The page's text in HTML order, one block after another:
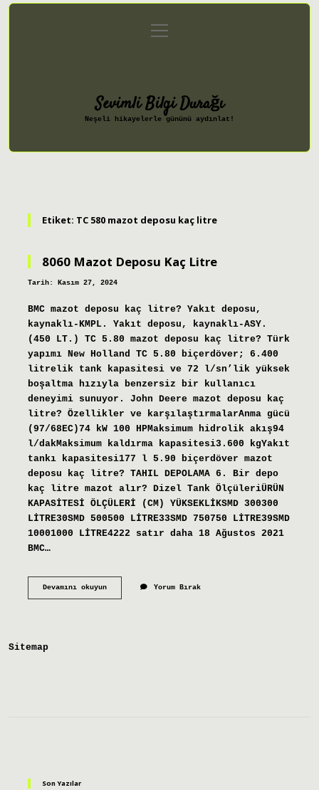
Gizlilik Politikası
menüyü
aç
Sevimli Bilgi Durağı
Neşeli hikayelerle gününü aydınlat!
Etiket: TC 580 mazot deposu kaç litre
8060 Mazot Deposu Kaç Litre
Tarih: Kasım 27, 2024
BMC mazot deposu kaç litre? Yakıt deposu,
kaynaklı-KMPL. Yakıt deposu, kaynaklı-ASY.
(450 LT.) TC 5.80 mazot deposu kaç litre? Türk
yapımı New Holland TC 5.80 biçerdöver; 6.400
litrelik tank kapasitesi ve 72 l/sn’lik yüksek
boşaltma hızıyla benzersiz bir kullanıcı
deneyimi sunuyor. John Deere mazot deposu kaç
litre? Özellikler ve karşılaştırmalarAnma gücü
(97/68EC)74 kW 100 HPMaksimum hidrolik akış94
l/dakMaksimum kaldırma kapasitesi3.600 kgYakıt
tankı kapasitesi177 l 5.90 biçerdöver mazot
deposu kaç litre? TAHIL DEPOLAMA 6. Bir depo
kaç litre mazot alır? Dizel Tank ÖlçüleriÜRÜN
KAPASİTESİ ÖLÇÜLERİ (CM) YÜKSEKLİKSMD 300300
LİTRE30SMD 500500 LİTRE33SMD 750750 LİTRE39SMD
10001000 LİTRE4222 satır daha 18 Ağustos 2021
BMC…
Devamını okuyun8060
Yorum Bırak
Sitemap
Son Yazılar